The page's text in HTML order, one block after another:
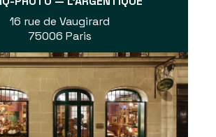
16 rue de Vaugirard
75006 Paris